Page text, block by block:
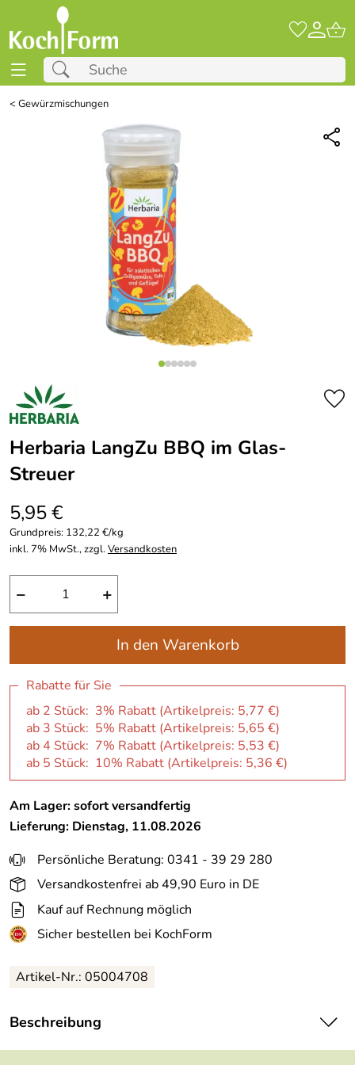
<Gewürzmischungen
Herbaria LangZu BBQ im Glas-
Streuer
5,95 €
Grundpreis: 132,22 €/kg
inkl. 7% MwSt., zzgl.Versandkosten
− +
In den Warenkorb
Rabatte für Sie
ab 2 Stück: 3% Rabatt (Artikelpreis: 5,77 €)
ab 3 Stück: 5% Rabatt (Artikelpreis: 5,65 €)
ab 4 Stück: 7% Rabatt (Artikelpreis: 5,53 €)
ab 5 Stück: 10% Rabatt (Artikelpreis: 5,36 €)
Am Lager: sofort versandfertig
Lieferung: Dienstag, 11.08.2026
Persönliche Beratung: 0341 - 39 29 280
Versandkostenfrei ab 49,90 Euro in DE
Kauf auf Rechnung möglich
Sicher bestellen bei KochForm
Artikel-Nr.: 05004708
Beschreibung
Herbaria LangZu BBQ im Glas-Streuer. Praktischer